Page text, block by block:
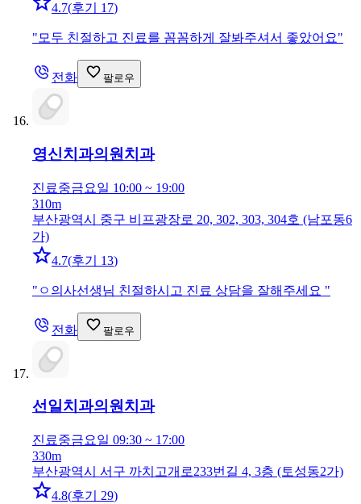
4.7(후기 17)
" 모두 친절하고 진료를 꼼꼼하게 잘봐주셔서 좋았어요"
전화 팔로우
영신치과의원 치과
진료중금요일 10:00 ~ 19:00
310m
부산광역시 중구 비프광장로 20, 302, 303, 304호 (남포동6
가)
4.7(후기 13)
" ㅇ의사선생님 친절하시고 진료 상담을 잘해주세요 "
전화 팔로우
선일치과의원치과
진료중금요일 09:30 ~ 17:00
330m
부산광역시 서구 까치고개로233번길 4, 3층 (토성동2가)
4.8(후기 29)